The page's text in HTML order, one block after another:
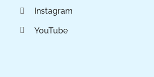
Instagram
YouTube